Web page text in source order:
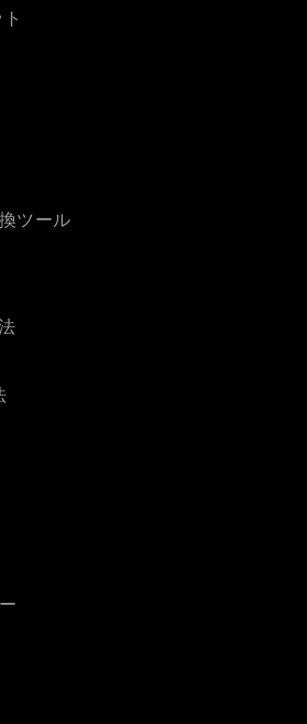
ツール